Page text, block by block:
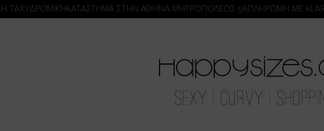
ΤΑΧΥΔΡΟΜΙΚΉKATΑΣΤΗΜΑ ΣΤΗΝ ΑΘΗΝΑ ΜΗΤΡΟΠΟΛΕΩΣ 56ΠΛΗΡΩΜΗ ΜΕ
Αναζήτηση